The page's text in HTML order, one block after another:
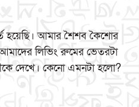
হয়েছি। আমার শৈশব কৈশোর
লিভিং রুমের ভেতরটা
দেখে। কেনো এমনটা হলো?